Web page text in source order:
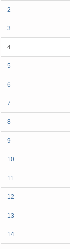
2
3
4
5
6
7
8
9
10
11
12
13
14